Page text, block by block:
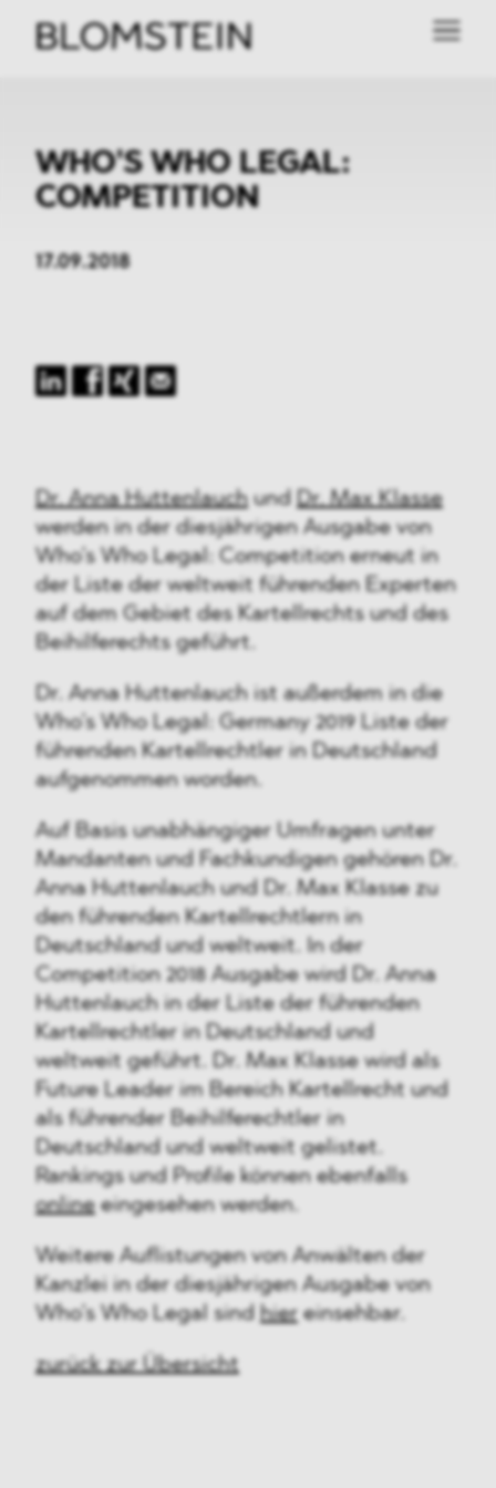
WHO'S WHO LEGAL:
COMPETITION
17.09.2018
Dr. Anna Huttenlauchund Dr. Max Klasse
werden in der diesjährigen Ausgabe von
Who’s Who Legal: Competition erneut in
der Liste der weltweit führenden Experten
auf dem Gebiet des Kartellrechts und des
Beihilferechts geführt.
Dr. Anna Huttenlauch ist außerdem in die
Who’s Who Legal: Germany 2019 Liste der
führenden Kartellrechtler in Deutschland
aufgenommen worden.
Auf Basis unabhängiger Umfragen unter
Mandanten und Fachkundigen gehören Dr.
Anna Huttenlauch und Dr. Max Klasse zu
den führenden Kartellrechtlern in
Deutschland und weltweit. In der
Competition 2018 Ausgabe wird Dr. Anna
Huttenlauch in der Liste der führenden
Kartellrechtler in Deutschland und
weltweit geführt. Dr. Max Klasse wird als
Future Leader im Bereich Kartellrecht und
als führender Beihilferechtler in
Deutschland und weltweit gelistet.
Rankings und Profile können ebenfalls
onlineeingesehen werden.
Weitere Auflistungen von Anwälten der
Kanzlei in der diesjährigen Ausgabe von
Who’s Who Legal sind hier einsehbar.
zurück zur Übersicht